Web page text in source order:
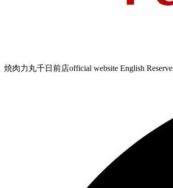
焼肉力丸千日前店official website English Reserve